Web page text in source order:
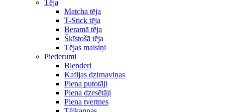
Tēja
Matcha tēja
T-Stick tēja
Beramā tēja
Šķīstošā tēja
Tējas maisiņi
Piederumi
Blenderi
Kafijas dzirnaviņas
Piena putotāji
Piena dzesētāji
Piena tvertnes